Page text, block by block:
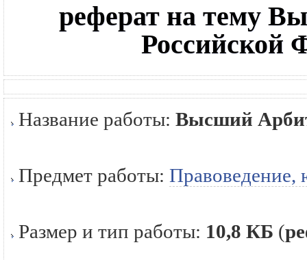
реферат на тему
Российской
Название работы: Высший
Предмет работы: Правоведение,
Размер и тип работы: 10,8 КБ (